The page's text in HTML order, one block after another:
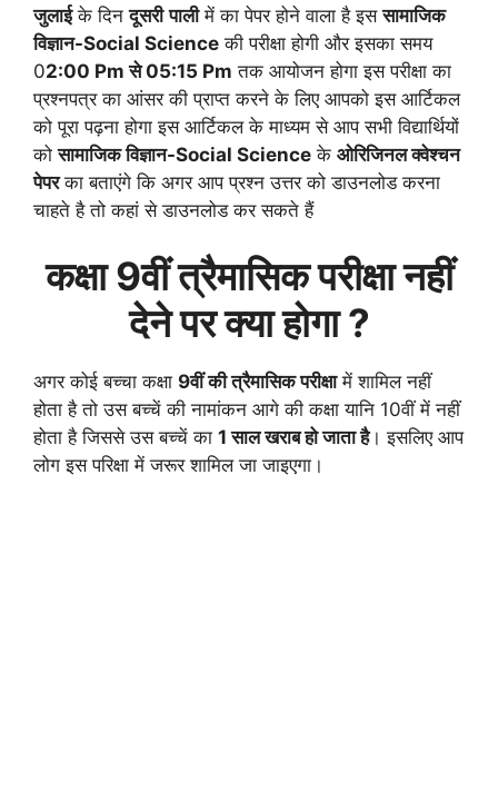
जुलाईके दिनदूसरी पालीमें का पेपर होने वाला है इससामाजिक
विज्ञान-Social Science की परीक्षा होगी और इसका समय
02:00 Pm से 05:15 Pm तक आयोजन होगा इस परीक्षा का
प्रश्नपत्र का आंसर की प्राप्त करने के लिए आपको इस आर्टिकल
को पूरा पढ़ना होगा इस आर्टिकल के माध्यम से आप सभी विद्यार्थियों
कोसामाजिक विज्ञान-Social Science के ओरिजिनल क्वेश्चन
पेपरका बताएंगे कि अगर आप प्रश्न उत्तर को डाउनलोड करना
चाहते है तो कहां से डाउनलोड कर सकते हैं
कक्षा 9वींत्रैमासिकपरीक्षा नहीं
देने पर क्या होगा ?
अगर कोई बच्चा कक्षा 9वीं कीत्रैमासिकपरीक्षामें शामिल नहीं
होता है तो उस बच्चें की नामांकन आगे की कक्षा यानि 10वीं में नहीं
होता है जिससे उस बच्चें का 1 साल खराब हो जाता है। इसलिए आप
लोग इस परिक्षा में जरूर शामिल जा जाइएगा।